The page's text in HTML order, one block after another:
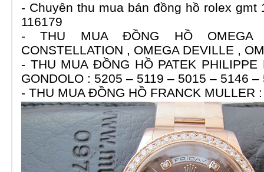
- Chuyên thu mua bán đồng hồ rolex gmt
116179
- THU MUA ĐỒNG HỒ OMEGA
CONSTELLATION , OMEGA DEVILLE ,
- THU MUA ĐỒNG HỒ PATEK PHILIPPE
GONDOLO : 5205 – 5119 – 5015 – 5146
- THU MUA ĐỒNG HỒ FRANCK MULLER